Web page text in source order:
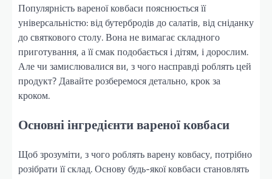
Популярність вареної ковбаси пояснюється її
універсальністю: від бутербродів до салатів, від сніданку
до святкового столу. Вона не вимагає складного
приготування, а її смак подобається і дітям, і дорослим.
Але чи замислювалися ви, з чого насправді роблять цей
продукт? Давайте розберемося детально, крок за
кроком.
Основні інгредієнти вареної ковбаси
Щоб зрозуміти, з чого роблять варену ковбасу, потрібно
розібрати її склад. Основу будь-якої ковбаси становлять